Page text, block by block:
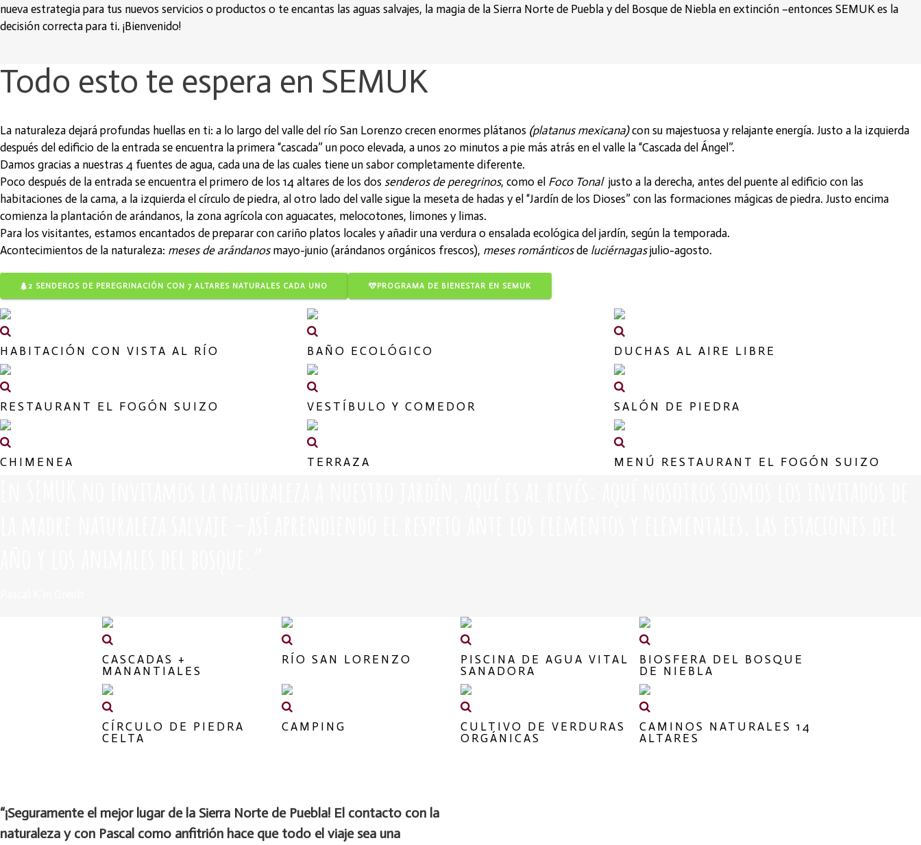
nueva estrategia para tus nuevos servicios o productos o te encantas las aguas salvajes, la magia de la Sierra Norte de Puebla y del Bosque de Niebla en extinción –entonces SEMUK es la
decisión correcta para ti. ¡Bienvenido!
Todo esto te espera en SEMUK
La naturaleza dejará profundas huellas en ti: a lo largo del valle del río San Lorenzo crecen enormes plátanos (platanus mexicana)con su majestuosa y relajante energía. Justo a la izquierda
después del edificio de la entrada se encuentra la primera “cascada” un poco elevada, a unos 20 minutos a pie más atrás en el valle la “Cascada del Ángel”.
Damos gracias a nuestras 4 fuentes de agua, cada una de las cuales tiene un sabor completamente diferente.
Poco después de la entrada se encuentra el primero de los 14 altares de los dos senderos de peregrinos, como el Foco Tonaljusto a la derecha, antes del puente al edificio con las
habitaciones de la cama, a la izquierda el círculo de piedra, al otro lado del valle sigue la meseta de hadas y el “Jardín de los Dioses” con las formaciones mágicas de piedra. Justo encima
comienza la plantación de arándanos, la zona agrícola con aguacates, melocotones, limones y limas.
Para los visitantes, estamos encantados de preparar con cariño platos locales y añadir una verdura o ensalada ecológica del jardín, según la temporada.
Acontecimientos de la naturaleza: meses de arándanosmayo-junio (arándanos orgánicos frescos), meses románticosde luciérnagasjulio-agosto.
2 SENDEROS DE PEREGRINACIÓN CON 7 ALTARES NATURALES CADA UNO PROGRAMA DE BIENESTAR EN SEMUK
HABITACIÓN CON VISTA AL RÍO BAÑO ECOLÓGICO DUCHAS AL AIRE LIBRE
RESTAURANT EL FOGÓN SUIZO VESTÍBULO Y COMEDOR SALÓN DE PIEDRA
CHIMENEA TERRAZA MENÚ RESTAURANT EL FOGÓN SUIZO
CASCADAS +
MANANTIALES
RÍO SAN LORENZO
PISCINA DE AGUA VITAL
SANADORA
BIOSFERA DEL BOSQUE
DE NIEBLA
CÍRCULO DE PIEDRA
CELTA
CAMPING
CULTIVO DE VERDURAS
ORGÁNICAS
CAMINOS NATURALES 14
ALTARES
“¡Seguramente el mejor lugar de la Sierra Norte de Puebla! El contacto con la
naturaleza y con Pascal como anfitrión hace que todo el viaje sea una